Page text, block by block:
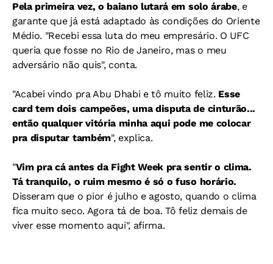
Pela primeira vez, o baiano lutará em solo árabe, e
garante que já está adaptado às condições do Oriente
Médio. "Recebi essa luta do meu empresário. O UFC
queria que fosse no Rio de Janeiro, mas o meu
adversário não quis", conta.
"Acabei vindo pra Abu Dhabi e tô muito feliz. Esse
card tem dois campeões, uma disputa de cinturão...
então qualquer vitória minha aqui pode me colocar
pra disputar também", explica.
"Vim pra cá antes da Fight Week pra sentir o clima.
Tá tranquilo, o ruim mesmo é só o fuso horário.
Disseram que o pior é julho e agosto, quando o clima
fica muito seco. Agora tá de boa. Tô feliz demais de
viver esse momento aqui", afirma.